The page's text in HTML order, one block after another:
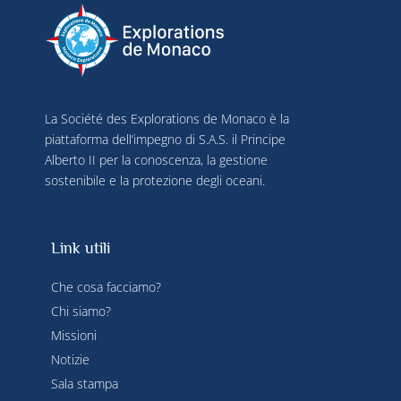
La Société des Explorations de Monaco è la
piattaforma dell’impegno di S.A.S. il Principe
Alberto II per la conoscenza, la gestione
sostenibile e la protezione degli oceani.
Link utili
Che cosa facciamo?
Chi siamo?
Missioni
Notizie
Sala stampa